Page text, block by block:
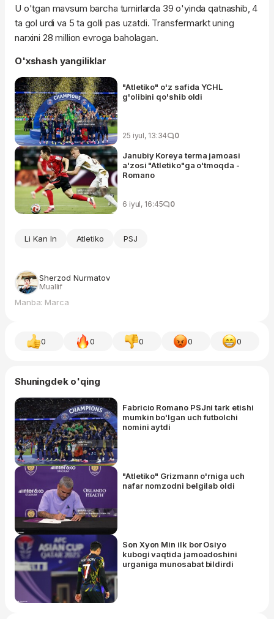
U o'tgan mavsum barcha turnirlarda 39 o'yinda qatnashib, 4
ta gol urdi va 5 ta golli pas uzatdi. Transfermarkt uning
narxini 28 million evroga baholagan.
O'xshash yangiliklar
"Atletiko" o'z safida YCHL
g'olibini qo'shib oldi
25 iyul, 13:34 0
Janubiy Koreya terma jamoasi
a'zosi "Atletiko"ga o'tmoqda -
Romano
6 iyul, 16:45 0
Li Kan In Atletiko PSJ
Sherzod Nurmatov
Muallif
Manba: Marca
0 0 0 0 0
Shuningdek o'qing
Fabricio Romano PSJni tark etishi
mumkin bo'lgan uch futbolchi
nomini aytdi
"Atletiko" Grizmann o'rniga uch
nafar nomzodni belgilab oldi
Son Xyon Min ilk bor Osiyo
kubogi vaqtida jamoadoshini
urganiga munosabat bildirdi